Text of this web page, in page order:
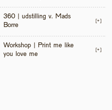
360 | udstilling v. Mads
Borre
[+]
Workshop | Print me like
you love me
[+]